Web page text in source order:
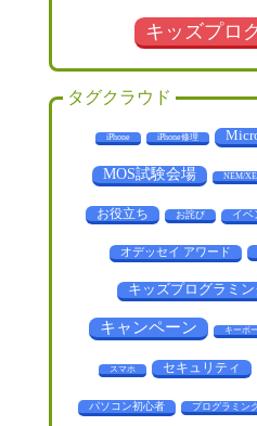
キッズプロ
タグクラウド
iPhone iPhone修理
MOS試験会場 NEM/
お役立ち お詫び イベ
オデッセイ アワード
キッズプログラミ
キャンペーン キーボ
スマホ セキュリティ
パソコン初心者 プログラミン